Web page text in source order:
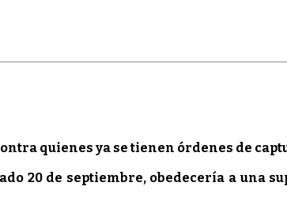
quienes ya se tienen órdenes de
20 de septiembre, obedecería a una